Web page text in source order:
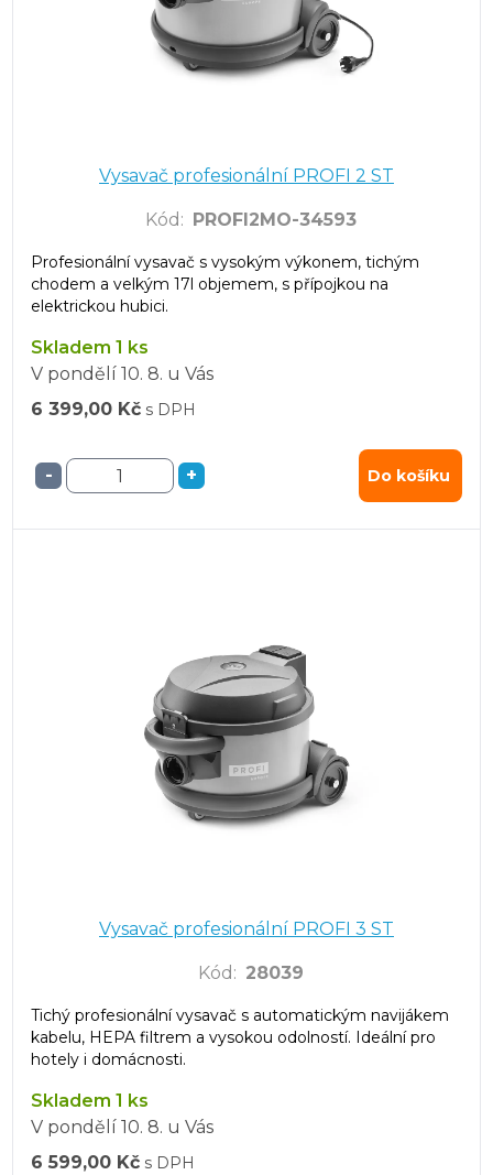
Vysavač profesionální PROFI 2 ST
Kód : PROFI2MO-34593
Profesionální vysavač s vysokým výkonem, tichým
chodem a velkým 17l objemem, s přípojkou na
elektrickou hubici.
Skladem 1 ks
V pondělí 10. 8. u Vás
6 399,00 Kč s DPH
- + Do košíku
Vysavač profesionální PROFI 3 ST
Kód : 28039
Tichý profesionální vysavač s automatickým navijákem
kabelu, HEPA filtrem a vysokou odolností. Ideální pro
hotely i domácnosti.
Skladem 1 ks
V pondělí 10. 8. u Vás
6 599,00 Kč s DPH